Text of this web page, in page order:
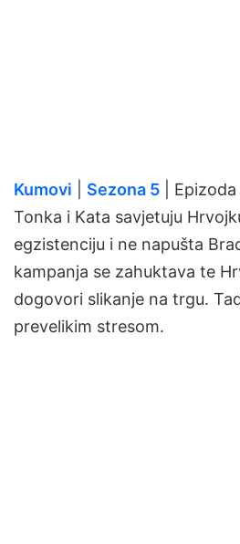
Kumovi Sezona 5 |
Tonka i Kata savjetuju
egzistenciju i ne napušta
kampanja se zahuktava te
dogovori slikanje na trgu.
prevelikim stresom.